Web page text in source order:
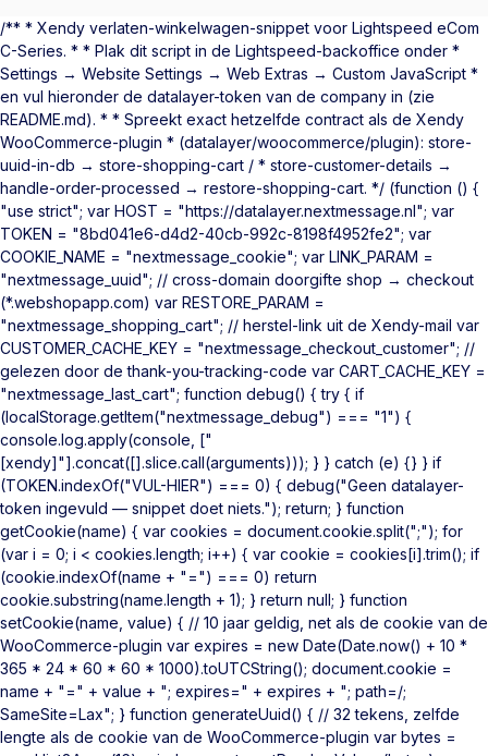
/** * Xendy verlaten-winkelwagen-snippet voor Lightspeed eCom
C-Series. * * Plak dit script in de Lightspeed-backoffice onder *
Settings → Website Settings → Web Extras → Custom JavaScript *
en vul hieronder de datalayer-token van de company in (zie
README.md). * * Spreekt exact hetzelfde contract als de Xendy
WooCommerce-plugin * (datalayer/woocommerce/plugin): store-
uuid-in-db → store-shopping-cart / * store-customer-details →
handle-order-processed → restore-shopping-cart. */ (function () {
"use strict"; var HOST = "https://datalayer.nextmessage.nl"; var
TOKEN = "8bd041e6-d4d2-40cb-992c-8198f4952fe2"; var
COOKIE_NAME = "nextmessage_cookie"; var LINK_PARAM =
"nextmessage_uuid"; // cross-domain doorgifte shop → checkout
(*.webshopapp.com) var RESTORE_PARAM =
"nextmessage_shopping_cart"; // herstel-link uit de Xendy-mail var
CUSTOMER_CACHE_KEY = "nextmessage_checkout_customer"; //
gelezen door de thank-you-tracking-code var CART_CACHE_KEY =
"nextmessage_last_cart"; function debug() { try { if
(localStorage.getItem("nextmessage_debug") === "1") {
console.log.apply(console, ["
[xendy]"].concat([].slice.call(arguments))); } } catch (e) {} } if
(TOKEN.indexOf("VUL-HIER") === 0) { debug("Geen datalayer-
token ingevuld — snippet doet niets."); return; } function
getCookie(name) { var cookies = document.cookie.split(";"); for
(var i = 0; i < cookies.length; i++) { var cookie = cookies[i].trim(); if
(cookie.indexOf(name + "=") === 0) return
cookie.substring(name.length + 1); } return null; } function
setCookie(name, value) { // 10 jaar geldig, net als de cookie van de
WooCommerce-plugin var expires = new Date(Date.now() + 10 *
365 * 24 * 60 * 60 * 1000).toUTCString(); document.cookie =
name + "=" + value + "; expires=" + expires + "; path=/;
SameSite=Lax"; } function generateUuid() { // 32 tekens, zelfde
lengte als de cookie van de WooCommerce-plugin var bytes =